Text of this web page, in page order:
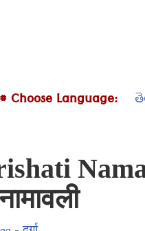
# Choose Language: